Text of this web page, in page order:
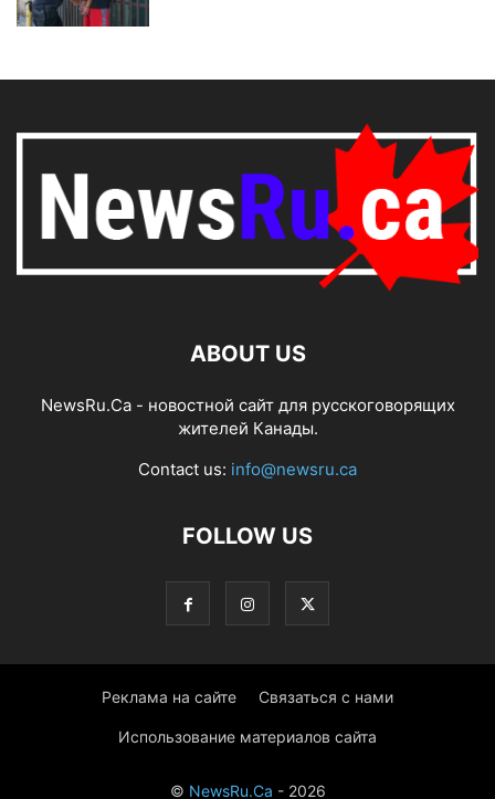
ABOUT US
NewsRu.Ca - новостной сайт для русскоговорящих
жителей Канады.
Contact us: info@newsru.ca
FOLLOW US
Реклама на сайте Связаться с нами
Использование материалов сайта
© NewsRu.Ca - 2026